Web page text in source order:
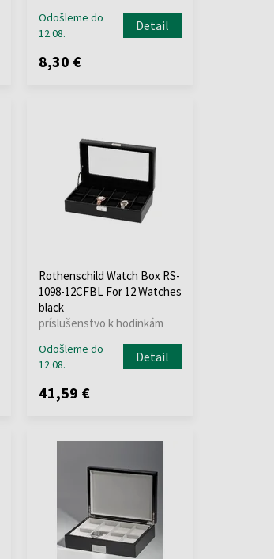
Odošleme do
12.08.
Detail
8,30 €
Rothenschild Watch Box RS-
1098-12CFBL For 12 Watches
black
príslušenstvo k hodinkám
Odošleme do
12.08.
Detail
41,59 €